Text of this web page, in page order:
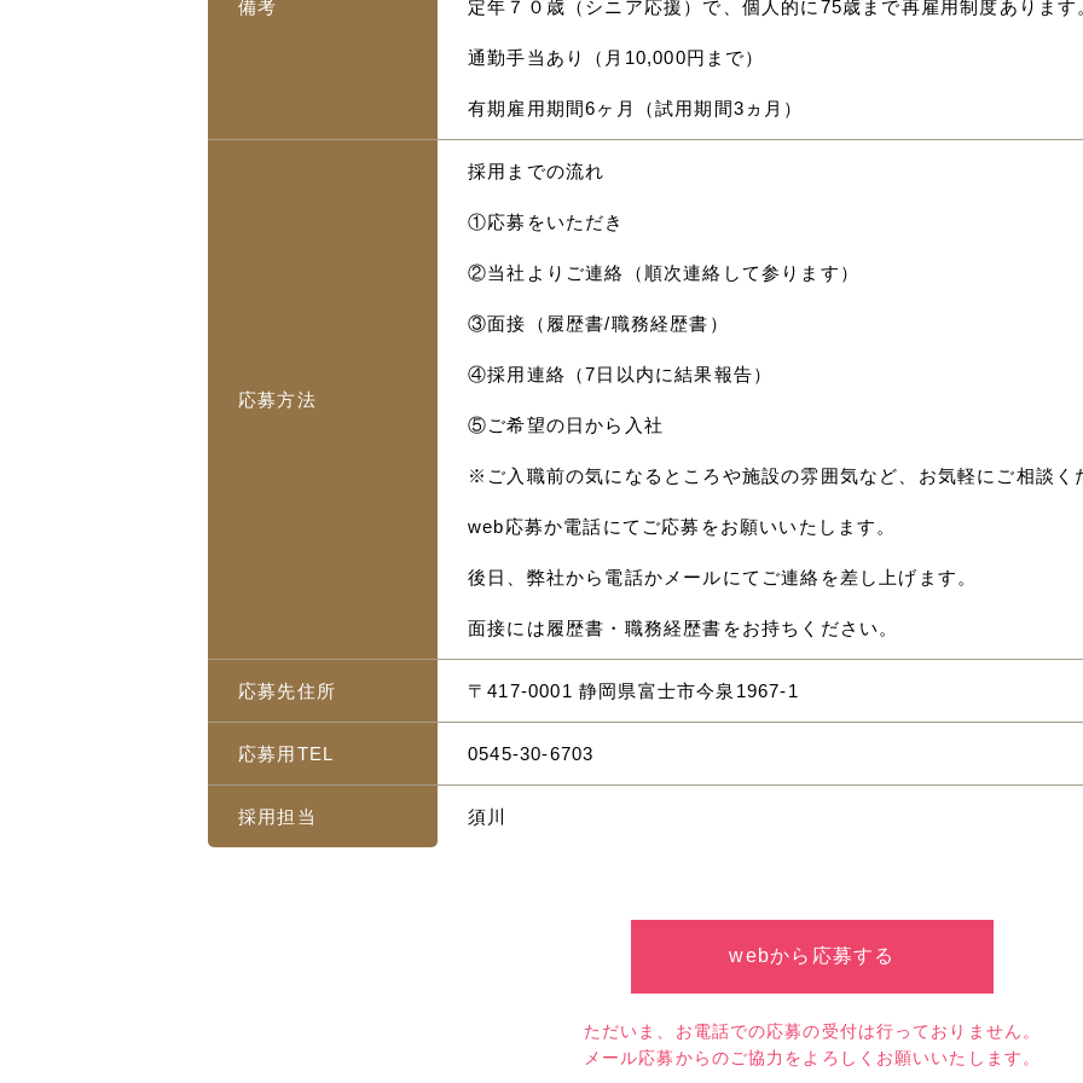
備考 定年７０歳（シニア応援）で、個人的に75歳まで再雇用制度あります
通勤手当あり（月10,000円まで）
有期雇用期間6ヶ月（試用期間3ヵ月）
応募方法
採用までの流れ
①応募をいただき
②当社よりご連絡（順次連絡して参ります）
③面接（履歴書/職務経歴書）
④採用連絡（7日以内に結果報告）
⑤ご希望の日から入社
※ご入職前の気になるところや施設の雰囲気など、お気軽にご相談く
web応募か電話にてご応募をお願いいたします。
後日、弊社から電話かメールにてご連絡を差し上げます。
面接には履歴書・職務経歴書をお持ちください。
応募先住所 〒417-0001 静岡県富士市今泉1967-1
応募用TEL 0545-30-6703
採用担当 須川
webから応募する
ただいま、お電話での応募の受付は行っておりません。
メール応募からのご協力をよろしくお願いいたします。